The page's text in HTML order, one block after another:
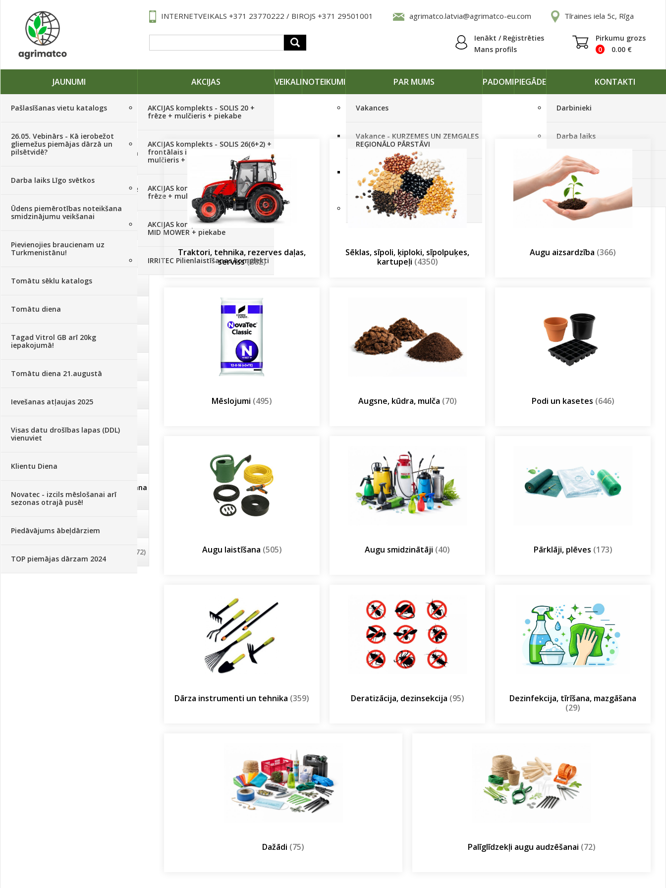
INTERNETVEIKALS +371 23770222 / BIROJS +371 29501001 agrimatco.latvia@agrimatco-eu.com Tīraines iela 5c, Rīga
Ienākt / Reģistrēties
Mans profils
Pirkumu grozs
0
0.00 €
JAUNUMI
Pašlasīšanas vietu katalogs
26.05. Vebinārs - Kā ierobežot
gliemežus piemājas dārzā un
pilsētvidē?
Darba laiks Līgo svētkos
Ūdens piemērotības noteikšana
smidzinājumu veikšanai
Pievienojies braucienam uz
Turkmenistānu!
Tomātu sēklu katalogs
Tomātu diena
Tagad Vitrol GB arī 20kg
iepakojumā!
Tomātu diena 21.augustā
Ievešanas atļaujas 2025
Visas datu drošības lapas (DDL)
vienuviet
Klientu Diena
Novatec - izcils mēslošanai arī
sezonas otrajā pusē!
Piedāvājums ābeļdārziem
TOP piemājas dārzam 2024
AKCIJAS
AKCIJAS komplekts - SOLIS 20 +
frēze + mulčieris + piekabe
AKCIJAS komplekts - SOLIS 26(6+2) +
frontālais iekrāvējs + frēze +
mulčieris + piekabe
AKCIJAS komplekts - SOLIS 26 HST +
frēze + mulčieris
AKCIJAS komplekts - SOLIS 26 HST +
MID MOWER + piekabe
IRRITEC Pilienlaistīšanas komplekti
VEIKALINOTEIKUMI PAR MUMS
Vakances
Vakance - KURZEMES UN ZEMGALES
REĢIONĀLO PĀRSTĀVI
Vakance - NOLIKTAVAS
STRĀDNIEKU VEIKALĀ RĪGĀ
Pieteikties jaunumiem
PADOMIPIEGĀDE KONTAKTI
Darbinieki
Darba laiks
Rekvizīti
Piegādes grafiki
Traktori, tehnika, rezerves daļas,
Sēklas, sīpoli, ķiploki, sīpolpuķes,
Mēslojumi(495)
Augsne, kūdra, mulča
Podi un kasetes
Augu laistīšana(505)
(359)
Dezinfekcija, tīrīšana, mazgāšana
(29)
(72)
Traktori, tehnika, rezerves daļas,
serviss(882)
Sēklas, sīpoli, ķiploki, sīpolpuķes,
kartupeļi (4350)
Augu aizsardzība (366)
Mēslojumi (495) Augsne, kūdra, mulča (70) Podi un kasetes (646)
Augu laistīšana (505) Augu smidzinātāji (40) Pārklāji, plēves (173)
Dārza instrumenti un tehnika (359) Deratizācija, dezinsekcija (95)
Dezinfekcija, tīrīšana, mazgāšana
(29)
Dažādi (75) Palīglīdzekļi augu audzēšanai (72)